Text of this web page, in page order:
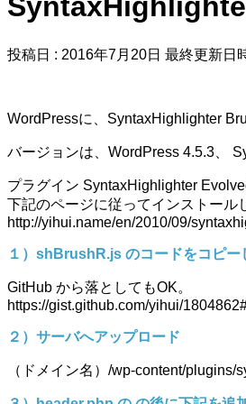
投稿日 : 2016年7月20日 最終更新日
WordPressに、SyntaxHighlighter
バージョンは、WordPress 4.5.3、
プラグイン SyntaxHighlighter
下記のページに従ってインストール
http://yihui.name/en/2010/09/
１）shBrushR.js のコードをコピー
GitHub から落としてもOK。
https://gist.github.com/yihui/
２）サーバへアップロード
（ドメイン名）/wp-content/